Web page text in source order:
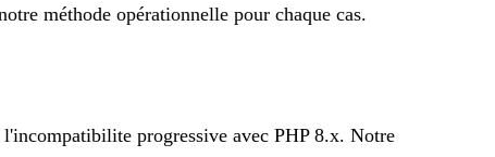
méthode opérationnelle pour chaque cas.
progressive avec PHP 8.x. Notre